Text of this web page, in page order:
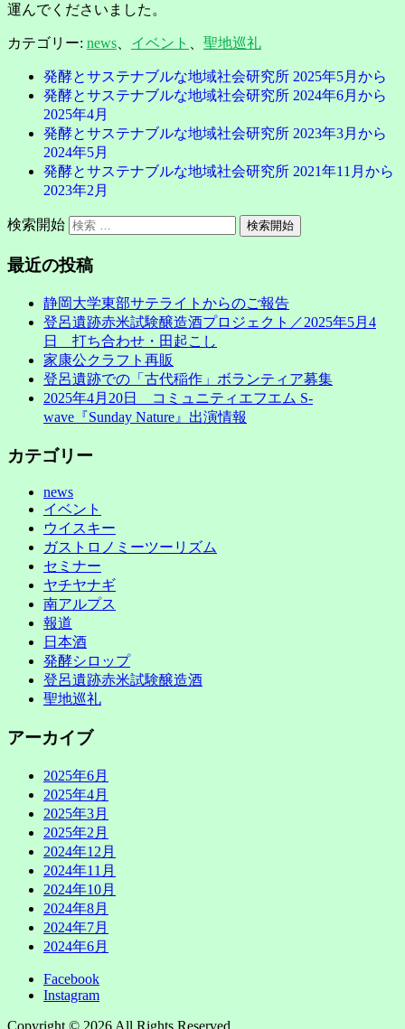
運んでくださいました。
カテゴリー: news イベント 聖地巡礼
発酵とサステナブルな地域社会研究所 2025年5月から
発酵とサステナブルな地域社会研究所 2024年6月から
2025年4月
発酵とサステナブルな地域社会研究所 2023年3月から
2024年5月
発酵とサステナブルな地域社会研究所 2021年11月から
2023年2月
検索開始
最近の投稿
静岡大学東部サテライトからのご報告
登呂遺跡赤米試験醸造酒プロジェクト／2025年5月4
日 打ち合わせ・田起こし
家康公クラフト再販
登呂遺跡での「古代稲作」ボランティア募集
2025年4月20日 コミュニティエフエム S-
wave『Sunday Nature』出演情報
カテゴリー
news
イベント
ウイスキー
ガストロノミーツーリズム
セミナー
ヤチヤナギ
南アルプス
報道
日本酒
発酵シロップ
登呂遺跡赤米試験醸造酒
聖地巡礼
アーカイブ
2025年6月
2025年4月
2025年3月
2025年2月
2024年12月
2024年11月
2024年10月
2024年8月
2024年7月
2024年6月
Facebook
Instagram
Copyright © 2026 All Rights Reserved.